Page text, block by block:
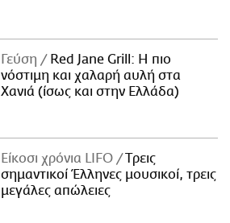
Γεύση
Red Jane Grill: Η πιο
νόστιμη και χαλαρή αυλή στα
Χανιά (ίσως και στην Ελλάδα)
Είκοσι χρόνια LIFO
Tρεις
σημαντικοί Έλληνες μουσικοί, τρεις
μεγάλες απώλειες